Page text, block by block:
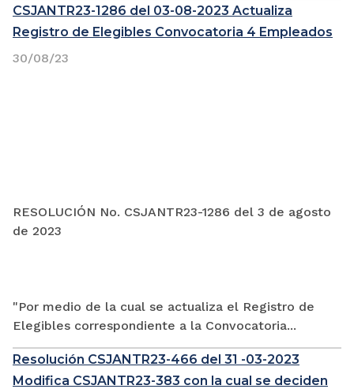
CSJANTR23-1286 del 03-08-2023 Actualiza
Registro de Elegibles Convocatoria 4 Empleados
RESOLUCIÓN No. CSJANTR23-1286 del 3 de agosto
de 2023
"Por medio de la cual se actualiza el Registro de
Elegibles correspondiente a la Convocatoria...
30/08/23
Resolución CSJANTR23-466 del 31 -03-2023
Modifica CSJANTR23-383 con la cual se deciden